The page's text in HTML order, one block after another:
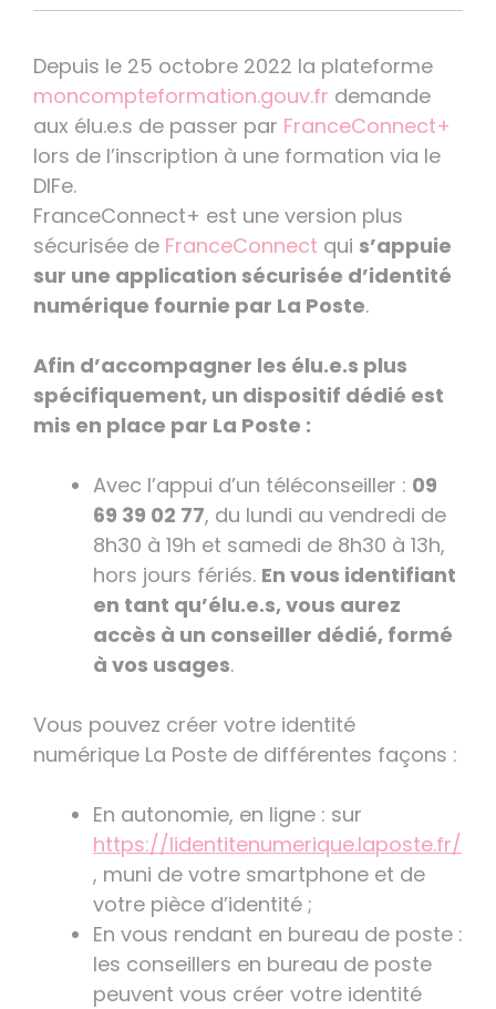
Depuis le 25 octobre 2022 la plateforme
moncompteformation.gouv.fr demande
aux élu.e.s de passer par FranceConnect+
lors de l’inscription à une formation via le
DIFe.
FranceConnect+ est une version plus
sécurisée de FranceConnect qui s’appuie
sur une application sécurisée d’identité
numérique fournie par La Poste.
Afin d’accompagner les élu.e.s plus
spécifiquement, un dispositif dédié est
mis en place par La Poste :
Avec l’appui d’un téléconseiller : 09
69 39 02 77, du lundi au vendredi de
8h30 à 19h et samedi de 8h30 à 13h,
hors jours fériés. En vous identifiant
en tant qu’élu.e.s, vous aurez
accès à un conseiller dédié, formé
à vos usages.
Vous pouvez créer votre identité
numérique La Poste de différentes façons :
En autonomie, en ligne : sur
https://lidentitenumerique.laposte.fr/
, muni de votre smartphone et de
votre pièce d’identité ;
En vous rendant en bureau de poste :
les conseillers en bureau de poste
peuvent vous créer votre identité